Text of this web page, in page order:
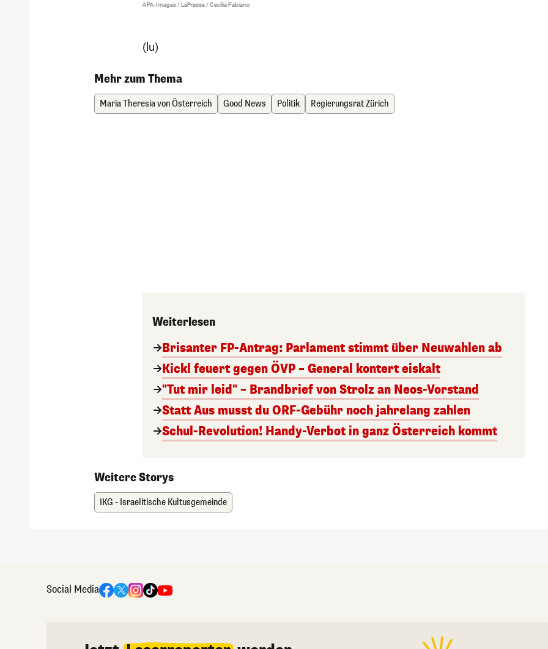
APA-Images / LaPresse / Cecilia Fabiano
(lu)
Mehr zum Thema
Maria Theresia von Österreich Good News Politik Regierungsrat Zürich
Weiterlesen
Brisanter FP-Antrag: Parlament stimmt über Neuwahlen ab
Kickl feuert gegen ÖVP – General kontert eiskalt
"Tut mir leid" – Brandbrief von Strolz an Neos-Vorstand
Statt Aus musst du ORF-Gebühr noch jahrelang zahlen
Schul-Revolution! Handy-Verbot in ganz Österreich kommt
Weitere Storys
IKG - Israelitische Kultusgemeinde
Social Media